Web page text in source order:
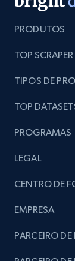
Lazada -
URL, Title,
Lazada -
URL, Title,
price,
988+
PRODUTOS
TOP SCRAPER
TIPOS DE
TOP
PROGRAMAS
LEGAL
CENTRO DE
EMPRESA
PARCEIRO